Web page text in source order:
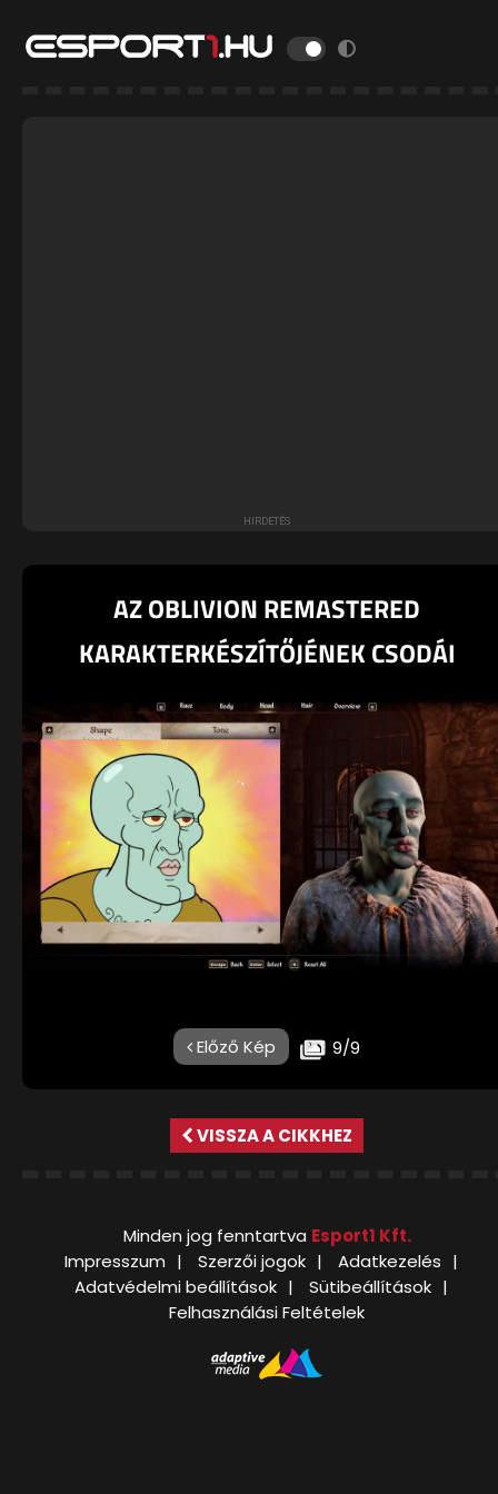
AZ OBLIVION REMASTERED
KARAKTERKÉSZÍTŐJÉNEK CSODÁI
9/9
Előző Kép
VISSZA A CIKKHEZ
Minden jog fenntartva Esport1 Kft.
Impresszum
Szerzői jogok
Adatkezelés
Adatvédelmi beállítások
Sütibeállítások
Felhasználási Feltételek